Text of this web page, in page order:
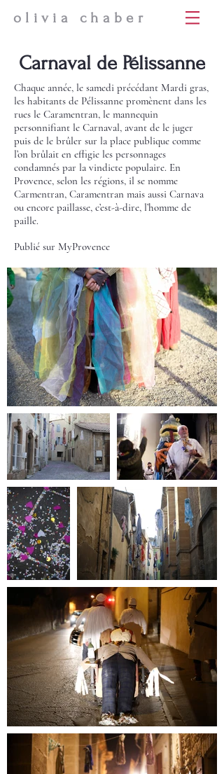
olivia chaber
Carnaval de Pélissanne
Chaque année, le samedi précédant Mardi gras,
les habitants de Pélissanne promènent dans les
rues le Caramentran, le mannequin
personnifiant le Carnaval, avant de le juger
puis de le brûler sur la place publique comme
l’on brûlait en effigie les personnages
condamnés par la vindicte populaire. En
Provence, selon les régions, il se nomme
Carmentran, Caramentran mais aussi Carnava
ou encore paillasse, c’est-à-dire, l’homme de
paille.
Publié sur MyProvence